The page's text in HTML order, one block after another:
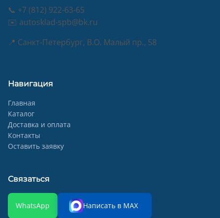
📞 +7 (812) 922-63-65
✉️ autosklad-spb@bk.ru
📍 Санкт-Петербург, В.О. Малый пр., 58
Навигация
Главная
Каталог
Доставка и оплата
Контакты
Оставить заявку
Связаться
WhatsApp Написать в MAX